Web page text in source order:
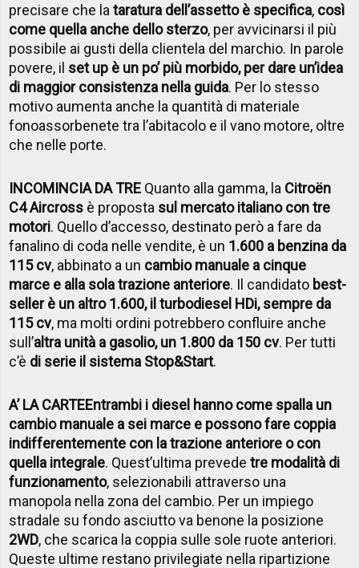
precisare che lataratura dell’assetto è specifica, così
come quella anche dello sterzo, per avvicinarsi il più
possibile ai gusti della clientela del marchio. In parole
povere, il set up è un po’ più morbido, per dare un’idea
di maggior consistenza nella guida. Per lo stesso
motivo aumenta anche la quantità di materiale
fonoassorbenete tra l’abitacolo e il vano motore, oltre
che nelle porte.
INCOMINCIA DA TRE Quanto alla gamma, la Citroën
C4 Aircross è proposta sul mercato italiano con tre
motori. Quello d’accesso, destinato però a fare da
fanalino di coda nelle vendite, è un 1.600 a benzina da
115 cv, abbinato a un cambio manuale a cinque
marce e alla sola trazione anteriore. Il candidato best-
seller è un altro 1.600, il turbodiesel HDi, sempre da
115 cv, ma molti ordini potrebbero confluire anche
sull’altra unità a gasolio, un 1.800 da 150 cv. Per tutti
c’è di serie il sistema Stop&Start.
A’ LA CARTEEntrambi i diesel hanno come spalla un
cambio manuale a sei marce e possono fare coppia
indifferentemente con la trazione anteriore o con
quella integrale. Quest’ultima prevedetre modalità di
funzionamento, selezionabili attraverso una
manopola nella zona del cambio. Per un impiego
stradale su fondo asciutto va benone la posizione
2WD, che scarica la coppia sulle sole ruote anteriori.
Queste ultime restano privilegiate nella ripartizione